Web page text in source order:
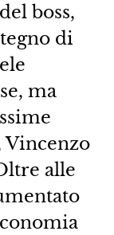
boss,
di
ma
Vincenzo
alle